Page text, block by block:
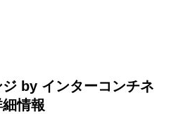
by インターコンチネ
情報